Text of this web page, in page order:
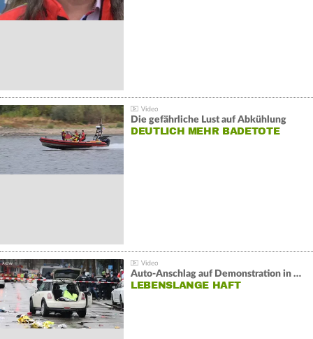
Die gefährliche Lust auf Abkühlung
DEUTLICH MEHR BADETOTE
Auto-Anschlag auf Demonstration in München:
LEBENSLANGE HAFT